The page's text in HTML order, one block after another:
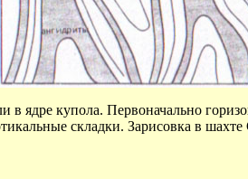
ядре купола. Первоначально
складки. Зарисовка в